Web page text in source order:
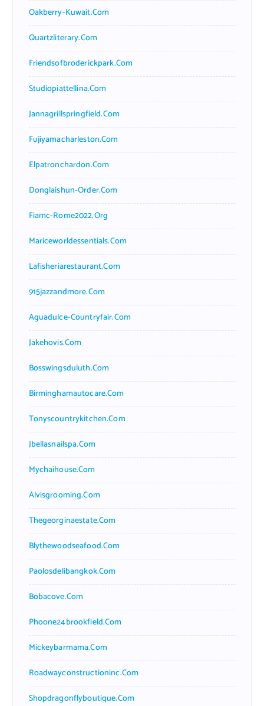
Oakberry-Kuwait.com
Quartzliterary.com
Friendsofbroderickpark.com
Studiopiattellina.com
Jannagrillspringfield.com
Fujiyamacharleston.com
Elpatronchardon.com
Donglaishun-Order.com
Fiamc-Rome2022.org
Mariceworldessentials.com
Lafisheriarestaurant.com
915jazzandmore.com
Aguadulce-Countryfair.com
Jakehovis.com
Bosswingsduluth.com
Birminghamautocare.com
Tonyscountrykitchen.com
Jbellasnailspa.com
Mychaihouse.com
Alvisgrooming.com
Thegeorginaestate.com
Blythewoodseafood.com
Paolosdelibangkok.com
Bobacove.com
Phoone24brookfield.com
Mickeybarmama.com
Roadwayconstructioninc.com
Shopdragonflyboutique.com